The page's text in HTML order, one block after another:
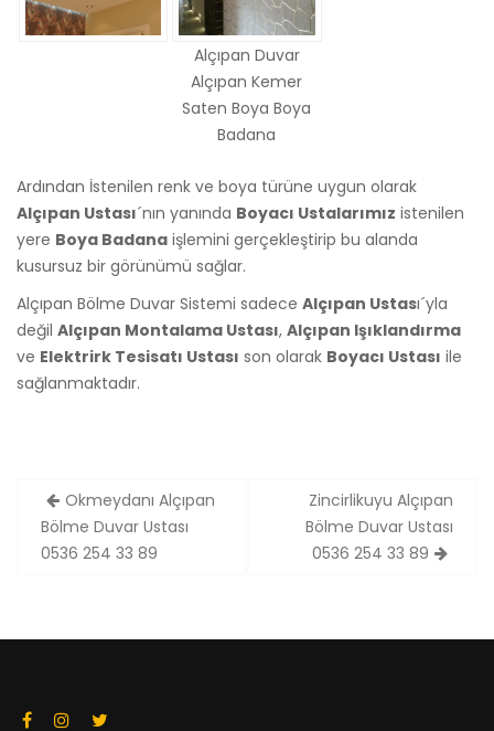
Alçıpan Duvar
Alçıpan Kemer
Saten Boya Boya
Badana
Ardından İstenilen renk ve boya türüne uygun olarak
Alçıpan Ustası´nın yanında Boyacı Ustalarımız istenilen
yere Boya Badana işlemini gerçekleştirip bu alanda
kusursuz bir görünümü sağlar.
Alçıpan Bölme Duvar Sistemi sadece Alçıpan Ustası´yla
değil Alçıpan Montalama Ustası, Alçıpan Işıklandırma
ve Elektrirk Tesisatı Ustası son olarak Boyacı Ustası ile
sağlanmaktadır.
Yazı
dolaşımı
Okmeydanı Alçıpan
Bölme Duvar Ustası
0536 254 33 89
Zincirlikuyu Alçıpan
Bölme Duvar Ustası
0536 254 33 89